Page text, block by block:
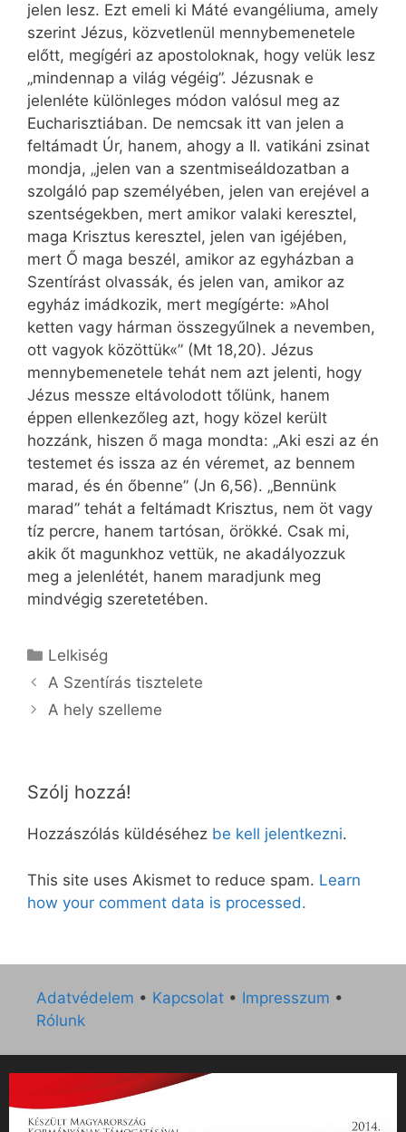
jelen lesz. Ezt emeli ki Máté evangéliuma, amely
szerint Jézus, közvetlenül mennybemenetele
előtt, megígéri az apostoloknak, hogy velük lesz
„mindennap a világ végéig”. Jézusnak e
jelenléte különleges módon valósul meg az
Eucharisztiában. De nemcsak itt van jelen a
feltámadt Úr, hanem, ahogy a II. vatikáni zsinat
mondja, „jelen van a szentmiseáldozatban a
szolgáló pap személyében, jelen van erejével a
szentségekben, mert amikor valaki keresztel,
maga Krisztus keresztel, jelen van igéjében,
mert Ő maga beszél, amikor az egyházban a
Szentírást olvassák, és jelen van, amikor az
egyház imádkozik, mert megígérte: »Ahol
ketten vagy hárman összegyűlnek a nevemben,
ott vagyok közöttük«” (Mt 18,20). Jézus
mennybemenetele tehát nem azt jelenti, hogy
Jézus messze eltávolodott tőlünk, hanem
éppen ellenkezőleg azt, hogy közel került
hozzánk, hiszen ő maga mondta: „Aki eszi az én
testemet és issza az én véremet, az bennem
marad, és én őbenne” (Jn 6,56). „Bennünk
marad” tehát a feltámadt Krisztus, nem öt vagy
tíz percre, hanem tartósan, örökké. Csak mi,
akik őt magunkhoz vettük, ne akadályozzuk
meg a jelenlétét, hanem maradjunk meg
mindvégig szeretetében.
Kategória
Lelkiség
A Szentírás tisztelete
A hely szelleme
Szólj hozzá!
Hozzászólás küldéséhez be kell jelentkezni.
This site uses Akismet to reduce spam. Learn
how your comment data is processed.
Adatvédelem • Kapcsolat • Impresszum •
Rólunk